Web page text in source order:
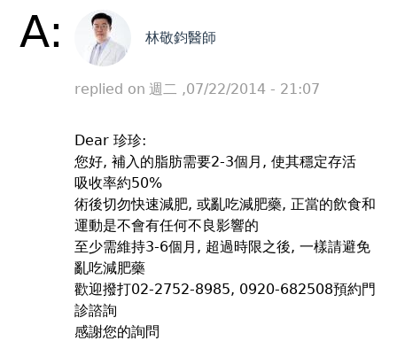
A: 林敬鈞醫師
replied on 週二 ,07/22/2014 - 21:07
Dear 珍珍:
您好, 補入的脂肪需要2-3個月, 使其穩定存活
吸收率約50%
術後切勿快速減肥, 或亂吃減肥藥, 正當的飲食和
運動是不會有任何不良影響的
至少需維持3-6個月, 超過時限之後, 一樣請避免
亂吃減肥藥
歡迎撥打02-2752-8985, 0920-682508預約門
診諮詢
感謝您的詢問